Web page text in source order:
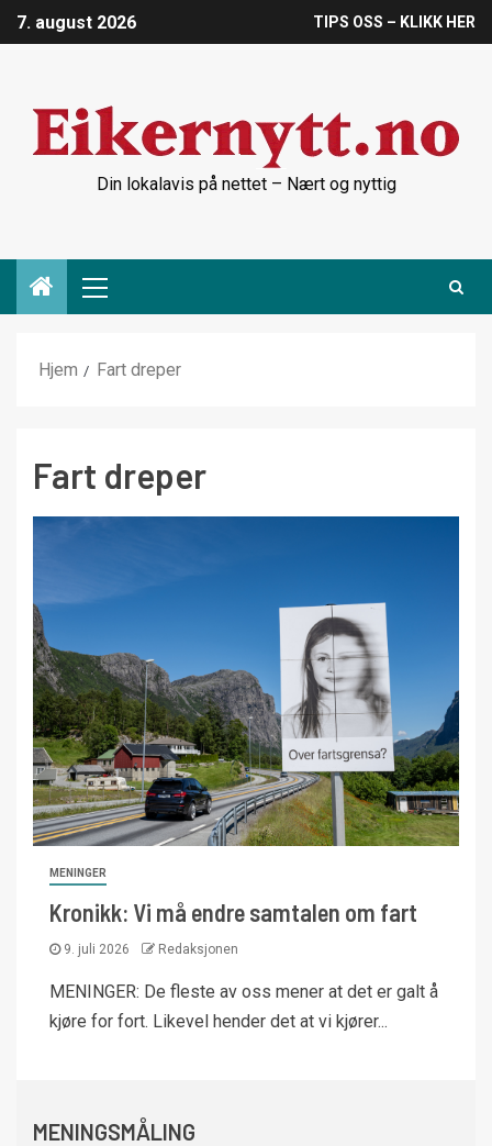
7. august 2026 TIPS OSS – KLIKK HER
Din lokalavis på nettet – Nært og nyttig
Hjem Fart dreper
Fart dreper
MENINGER
Kronikk: Vi må endre samtalen om fart
9. juli 2026 Redaksjonen
MENINGER: De fleste av oss mener at det er galt å
kjøre for fort. Likevel hender det at vi kjører...
MENINGSMÅLING